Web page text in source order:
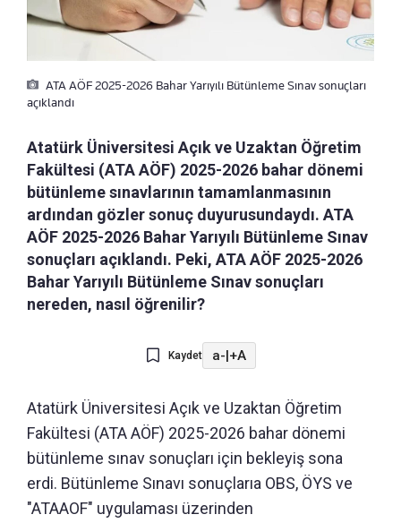
ATA AÖF 2025-2026 Bahar Yarıyılı Bütünleme Sınav sonuçları
açıklandı
Atatürk Üniversitesi Açık ve Uzaktan Öğretim
Fakültesi (ATA AÖF) 2025-2026 bahar dönemi
bütünleme sınavlarının tamamlanmasının
ardından gözler sonuç duyurusundaydı. ATA
AÖF 2025-2026 Bahar Yarıyılı Bütünleme Sınav
sonuçları açıklandı. Peki, ATA AÖF 2025-2026
Bahar Yarıyılı Bütünleme Sınav sonuçları
nereden, nasıl öğrenilir?
Kaydet a-|+A
Atatürk Üniversitesi Açık ve Uzaktan Öğretim
Fakültesi (ATA AÖF) 2025-2026 bahar dönemi
bütünleme sınav sonuçları için bekleyiş sona
erdi. Bütünleme Sınavı sonuçlarıa OBS, ÖYS ve
"ATAAOF" uygulaması üzerinden